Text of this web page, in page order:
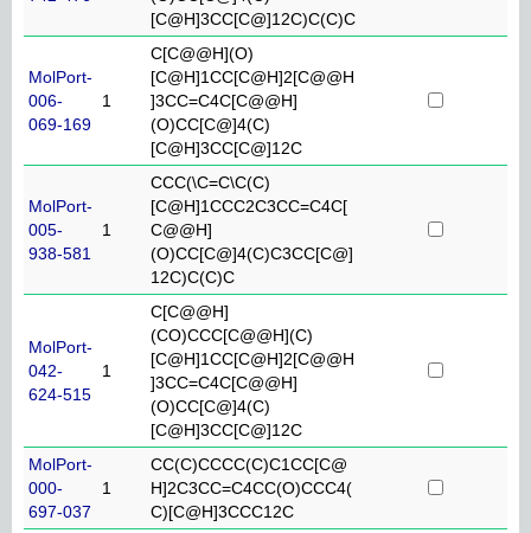
[C@H]3CC[C@]12C)C(C)C
MolPort-
006-
069-169
1
C[C@@H](O)
[C@H]1CC[C@H]2[C@@H
]3CC=C4C[C@@H]
(O)CC[C@]4(C)
[C@H]3CC[C@]12C
MolPort-
005-
938-581
1
CCC(\C=C\C(C)
[C@H]1CCC2C3CC=C4C[
C@@H]
(O)CC[C@]4(C)C3CC[C@]
12C)C(C)C
MolPort-
042-
624-515
1
C[C@@H]
(CO)CCC[C@@H](C)
[C@H]1CC[C@H]2[C@@H
]3CC=C4C[C@@H]
(O)CC[C@]4(C)
[C@H]3CC[C@]12C
MolPort-
000-
697-037
1
CC(C)CCCC(C)C1CC[C@
H]2C3CC=C4CC(O)CCC4(
C)[C@H]3CCC12C